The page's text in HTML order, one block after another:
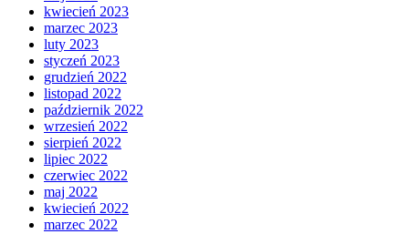
kwiecień 2023
marzec 2023
luty 2023
styczeń 2023
grudzień 2022
listopad 2022
październik 2022
wrzesień 2022
sierpień 2022
lipiec 2022
czerwiec 2022
maj 2022
kwiecień 2022
marzec 2022